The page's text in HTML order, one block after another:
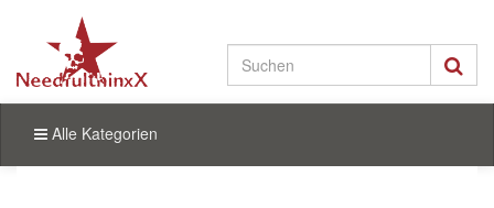
Alle Kategorien